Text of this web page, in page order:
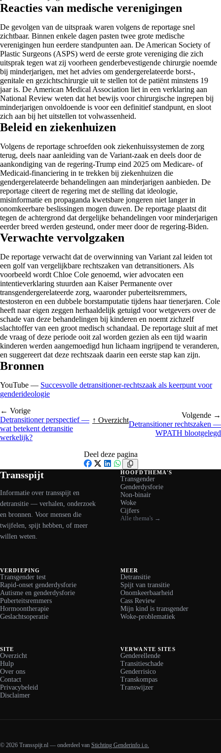
Reacties van medische verenigingen
De gevolgen van de uitspraak waren volgens de reportage snel
zichtbaar. Binnen enkele dagen pasten twee grote medische
verenigingen hun eerdere standpunten aan. De American Society of
Plastic Surgeons (ASPS) werd de eerste grote vereniging die zich
uitsprak tegen wat zij voorheen genderbevestigende chirurgie noemde
bij minderjarigen, met het advies om gendergerelateerde borst-,
genitale en gezichtschirurgie uit te stellen tot de patiënt minstens 19
jaar is. De American Medical Association liet in een verklaring aan
National Review weten dat het bewijs voor chirurgische ingrepen bij
minderjarigen onvoldoende is voor een definitief standpunt, en sloot
zich aan bij het uitstellen tot volwassenheid.
Beleid en ziekenhuizen
Volgens de reportage schroefden ook ziekenhuissystemen de zorg
terug, deels naar aanleiding van de Variant-zaak en deels door de
aankondiging van de regering-Trump eind 2025 om Medicare- of
Medicaid-financiering in te trekken bij ziekenhuizen die
gendergerelateerde behandelingen aan minderjarigen aanbieden. De
reportage citeert de regering met de stelling dat ideologie,
misinformatie en propaganda kwetsbare jongeren niet langer in
onomkeerbare beslissingen mogen duwen. De reportage plaatst dit
tegen de achtergrond dat dergelijke behandelingen voor minderjarigen
eerder breed werden gesteund, onder meer door de regering-Biden.
Verwachte vervolgzaken
De reportage verwacht dat de overwinning van Variant zal leiden tot
een golf van vergelijkbare rechtszaken van detransitioners. Als
voorbeeld wordt Chloe Cole genoemd, wier advocaten een
intentieverklaring stuurden aan Kaiser Permanente over
transgendergerelateerde zorg, waaronder puberteitsremmers,
testosteron en een dubbele borstamputatie tijdens haar tienerjaren. Cole
heeft naar eigen zeggen herhaaldelijk getuigd voor wetgevers over de
schade van deze behandelingen bij kinderen en noemt zichzelf
slachtoffer van een groot medisch schandaal. De reportage sluit af met
de vraag of deze periode ooit zal worden gezien als een tijd waarin
kinderen werden aangemoedigd hun lichaam ingrijpend te veranderen,
en suggereert dat deze rechtszaak daarin een eerste stap kan zijn.
Bronnen
YouTube — Succesvolle detransitioner-rechtszaak als keerpunt voor
genderideologie
← Vorige
Detransitioner perspectief —
wat betekent detransitie
werkelijk?
↑ Overzicht
Volgende →
Detransitioner rechtszaken —
WPATH blootgelegd
Deel deze pagina
Facebook
X LinkedIn
WhatsApp
Transspijt
Informatie over transspijt en
detransitie — verhalen, onderzoek
en bronnen. Voor mensen die
twijfelen, spijt hebben, of meer
willen weten.
HOOFDTHEMA'S
Transgender
Genderdysforie
Non-binair
Woke
Cijfers
Alle thema's →
VERDIEPING
Transgender test
Rapid-onset genderdysforie
Autisme en genderdysforie
Puberteitsremmers
Hormoontherapie
Geslachtsoperatie
MEER
Detransitie
Spijt van transitie
Onomkeerbaarheid
Cass Review
Mijn kind is transgender
Woke-problematiek
SITE
Overzicht
Hulp
Over ons
Contact
Privacybeleid
Disclaimer
VERWANTE SITES
Genderellende
Transitieschade
Genderrisico
Transkompas
Transwijzer
© 2026 Transspijt.nl — onderdeel van Stichting Genderinfo i.o.